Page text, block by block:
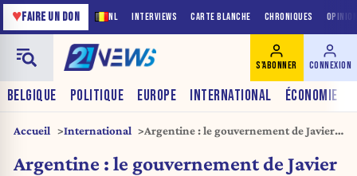
NL INTERVIEWS CARTE BLANCHE CHRONIQUES
♥FAIRE UN DON
BELGIQUE POLITIQUE EUROPE INTERNATIONAL ÉCONOMIE
S'ABONNER CONNEXION
Accueil International
Argentine : le gouvernement de Javier
budgétaire inédit depuis 14 ans
Argentine : le gouvernement de Javier